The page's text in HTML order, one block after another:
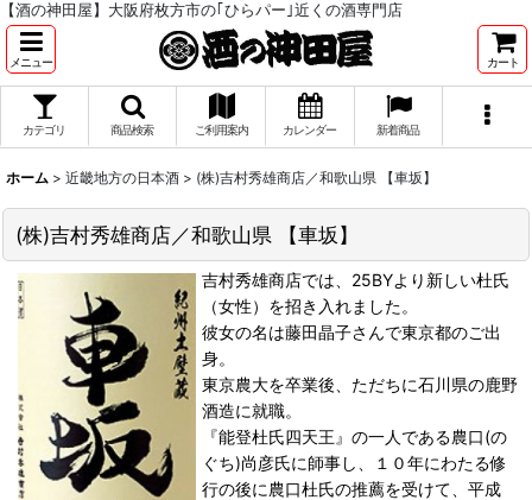
【酒の神田屋】大阪府枚方市の｢ひらパー｣近くの酒専門店
メニュー カート
カテゴリ 商品検索 ご利用案内 カレンダー 新着商品
ホーム > 近畿地方の日本酒 > (株)吉村秀雄商店／和歌山県 【車坂】
(株)吉村秀雄商店／和歌山県 【車坂】
吉村秀雄商店では、25BYより新しい杜氏
（女性）を招き入れました。
彼女の名は藤田晶子さんで東京都のご出
身。
東京農大を卒業後、ただちに石川県の鹿野
酒造に就職。
『能登杜氏四天王』の一人である農口(の
ぐち)尚彦氏に師事し、１０年にわたる修
行の後に農口杜氏の推薦を受けて、平成